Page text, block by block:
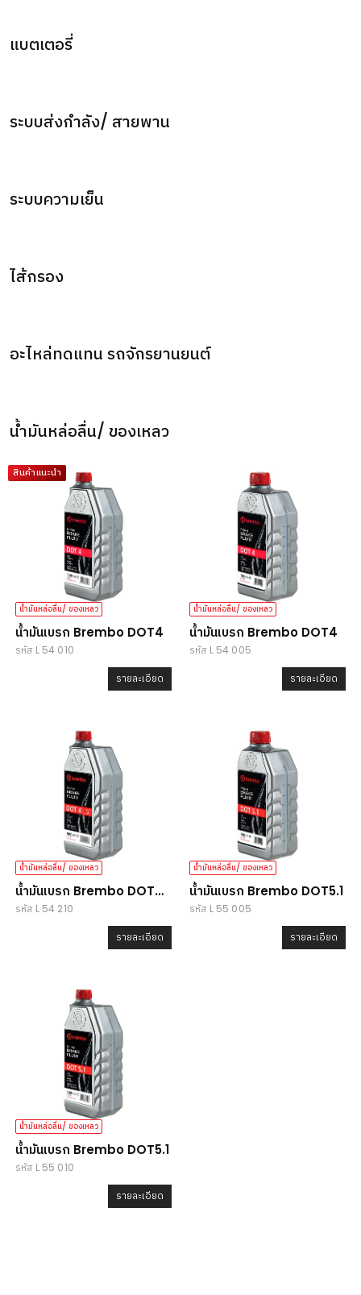
แบตเตอรี่
ระบบส่งกำลัง/ สายพาน
ระบบความเย็น
ไส้กรอง
อะไหล่ทดแทน รถจักรยานยนต์
น้ำมันหล่อลื่น/ ของเหลว
สินค้าแนะนำ
น้ำมันหล่อลื่น/ ของเหลว
น้ำมันเบรก Brembo DOT4
รหัส L 54 010
รายละเอียด
น้ำมันหล่อลื่น/ ของเหลว
น้ำมันเบรก Brembo DOT4
รหัส L 54 005
รายละเอียด
น้ำมันหล่อลื่น/ ของเหลว
น้ำมันเบรก Brembo DOT4
LV
รหัส L 54 210
รายละเอียด
น้ำมันหล่อลื่น/ ของเหลว
น้ำมันเบรก Brembo DOT5.1
รหัส L 55 005
รายละเอียด
น้ำมันหล่อลื่น/ ของเหลว
น้ำมันเบรก Brembo DOT5.1
รหัส L 55 010
รายละเอียด